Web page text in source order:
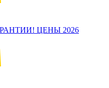
ЦЕНЫ 2026